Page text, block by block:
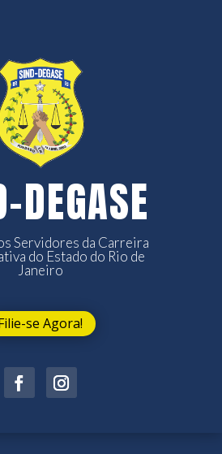
DEGASE
Servidores da Carreira
do Estado do Rio de
Janeiro
se Agora!